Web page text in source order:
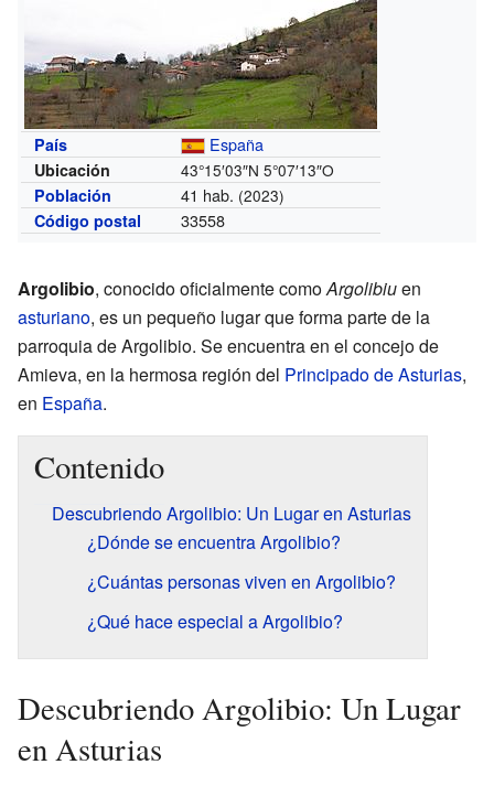
País España
Ubicación 43°15′03″N 5°07′13″O
Población
41 hab. (2023)
Código postal
33558
Argolibio, conocido oficialmente comoArgolibiuen
asturiano, es un pequeño lugar que forma parte de la
parroquia de Argolibio. Se encuentra en el concejo de
Amieva, en la hermosa región del Principado de Asturias,
en España.
Contenido
Descubriendo Argolibio: Un Lugar en Asturias
¿Dónde se encuentra Argolibio?
¿Cuántas personas viven en Argolibio?
¿Qué hace especial a Argolibio?
Descubriendo Argolibio: Un Lugar
en Asturias